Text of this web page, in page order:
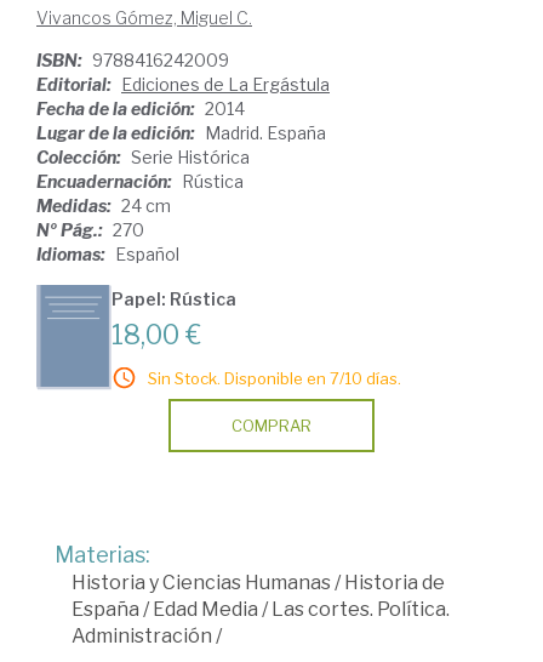
Vivancos Gómez, Miguel C.
ISBN: 9788416242009
Editorial: Ediciones de La Ergástula
Fecha de la edición: 2014
Lugar de la edición: Madrid. España
Colección: Serie Histórica
Encuadernación: Rústica
Medidas: 24 cm
Nº Pág.: 270
Idiomas: Español
Papel: Rústica
18,00 €
Sin Stock. Disponible en 7/10 días.
COMPRAR
Materias:
Historia y Ciencias Humanas/Historia de
España /Edad Media /Las cortes. Política.
Administración /